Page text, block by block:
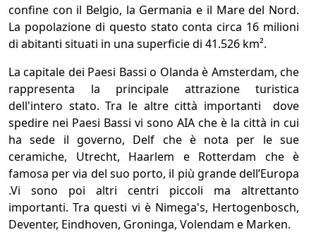
confine con il Belgio, la Germania e il Mare del Nord.
La popolazione di questo stato conta circa 16 milioni
di abitanti situati in una superficie di 41.526 km².
La capitale dei Paesi Bassi o Olanda è Amsterdam, che
rappresenta la principale attrazione turistica
dell'intero stato. Tra le altre città importanti dove
spedire nei Paesi Bassi vi sono AIA che è la città in cui
ha sede il governo, Delf che è nota per le sue
ceramiche, Utrecht, Haarlem e Rotterdam che è
famosa per via del suo porto, il più grande dell’Europa
.Vi sono poi altri centri piccoli ma altrettanto
importanti. Tra questi vi è Nimega's, Hertogenbosch,
Deventer, Eindhoven, Groninga, Volendam e Marken.